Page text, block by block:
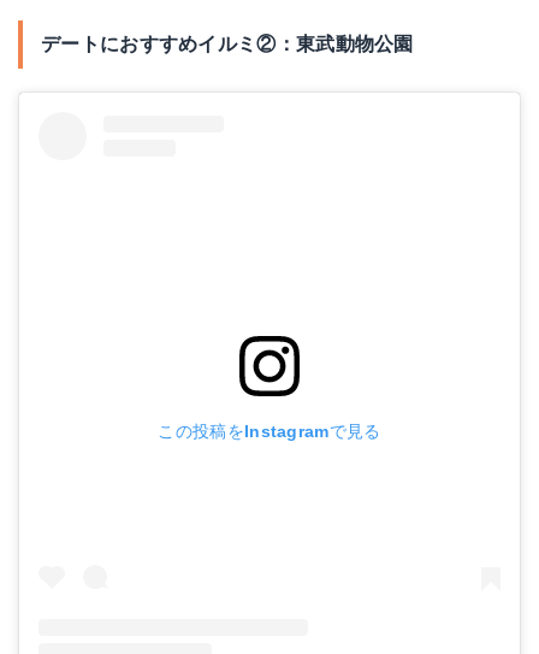
デートにおすすめイルミ②：東武動物公園
この投稿をInstagramで見る